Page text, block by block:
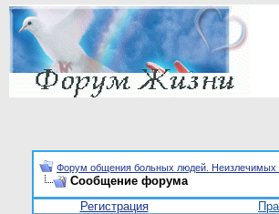
Форум общения больных людей. Неизлечимых
Сообщение форума
Регистрация